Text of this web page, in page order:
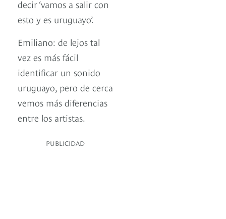
decir ‘vamos a salir con
esto y es uruguayo’.
Emiliano: de lejos tal
vez es más fácil
identificar un sonido
uruguayo, pero de cerca
vemos más diferencias
entre los artistas.
PUBLICIDAD